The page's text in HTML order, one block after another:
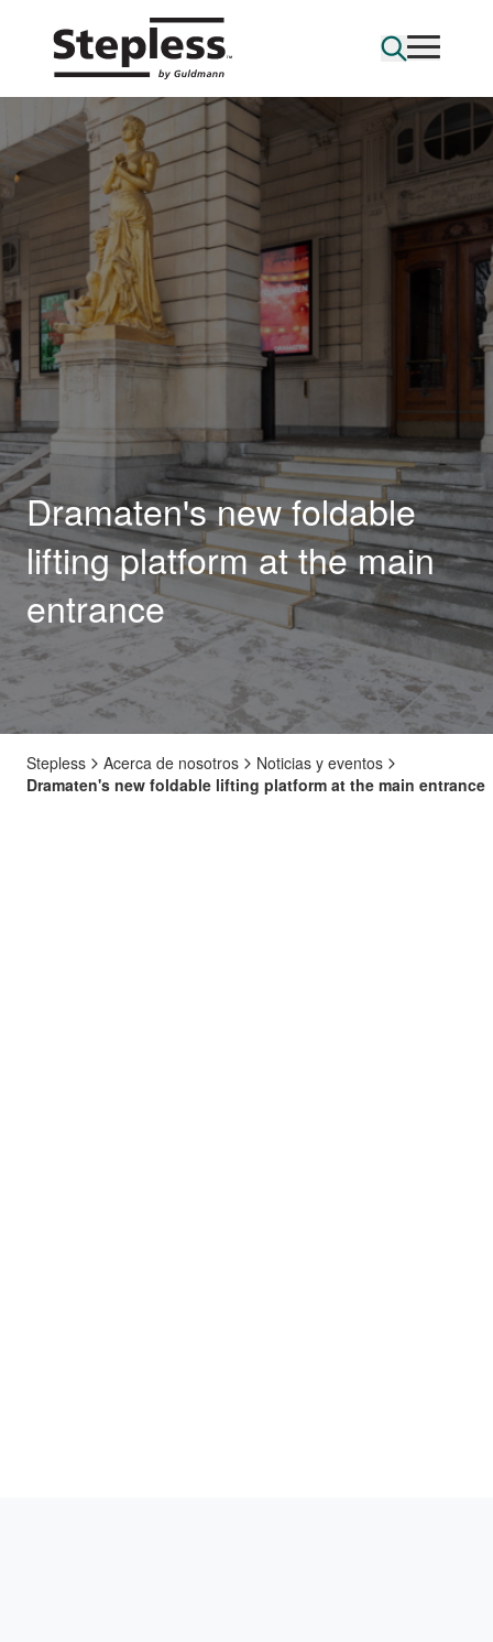
Dramaten's new foldable
lifting platform at the main
entrance
Stepless Acerca de nosotros
Noticias y eventos
Dramaten's new foldable lifting platform at the main entrance